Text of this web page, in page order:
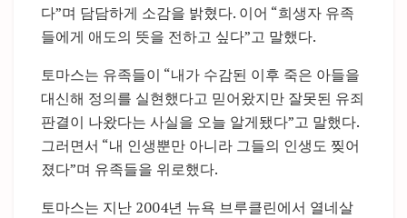
다”며 담담하게 소감을 밝혔다. 이어 “희생자 유족
들에게 애도의 뜻을 전하고 싶다”고 말했다.
토마스는 유족들이 “내가 수감된 이후 죽은 아들을
대신해 정의를 실현했다고 믿어왔지만 잘못된 유죄
판결이 나왔다는 사실을 오늘 알게됐다”고 말했다.
그러면서 “내 인생뿐만 아니라 그들의 인생도 찢어
졌다”며 유족들을 위로했다.
토마스는 지난 2004년 뉴욕 브루클린에서 열네살